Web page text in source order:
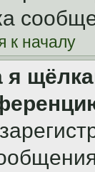
к началу
я